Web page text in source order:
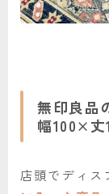
無印良品
幅100×丈
店頭でディス